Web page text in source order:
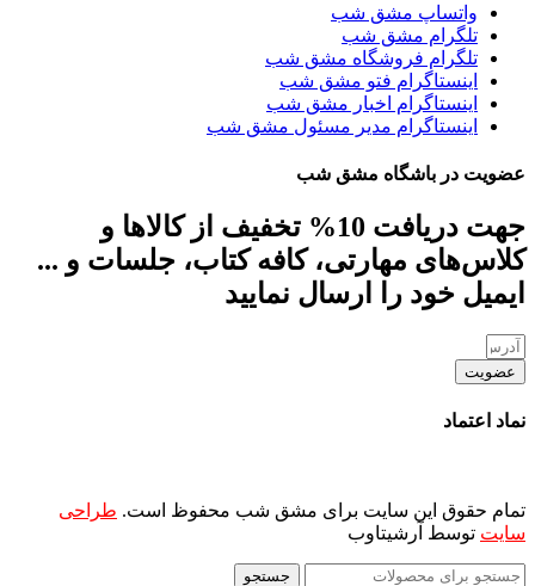
واتساپ مشق شب
تلگرام مشق شب
تلگرام فروشگاه مشق شب
اینستاگرام فتو مشق شب
اینستاگرام اخبار مشق شب
اینستاگرام مدیر مسئول مشق شب
عضویت در باشگاه مشق شب
جهت دریافت 10% تخفیف از کالاها و
کلاس‌های مهارتی، کافه کتاب، جلسات و ...
ایمیل خود را ارسال نمایید
عضویت
نماد اعتماد
تمام حقوق این سایت برای مشق شب محفوظ است. طراحی
سایت توسط آرشیتاوب
جستجو